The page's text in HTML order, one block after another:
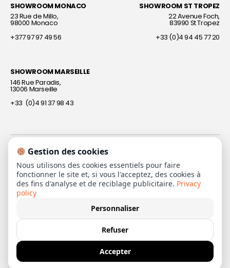
SHOWROOM MONACO
Décorateur d’intérieur
23 Rue de Millo,
98000 Monaco
+377 97 97 49 56
SHOWROOM ST TROPEZ
Décorateur d’intérieur
22 Avenue Foch,
83990 St Tropez
+33 (0)4 94 45 77 20
SHOWROOM MARSEILLE
Décorateur d’intérieur
146 Rue Paradis,
13006 Marseille
+33 (0)4 91 37 98 43
LE SITE BEL OEIL PRO
Gestion des cookies
Nous utilisons des cookies essentiels pour faire
fonctionner le site et, si vous l'acceptez, des cookies à
des fins d'analyse et de reciblage publicitaire. Privacy
policy
Personnaliser
Refuser
Accepter